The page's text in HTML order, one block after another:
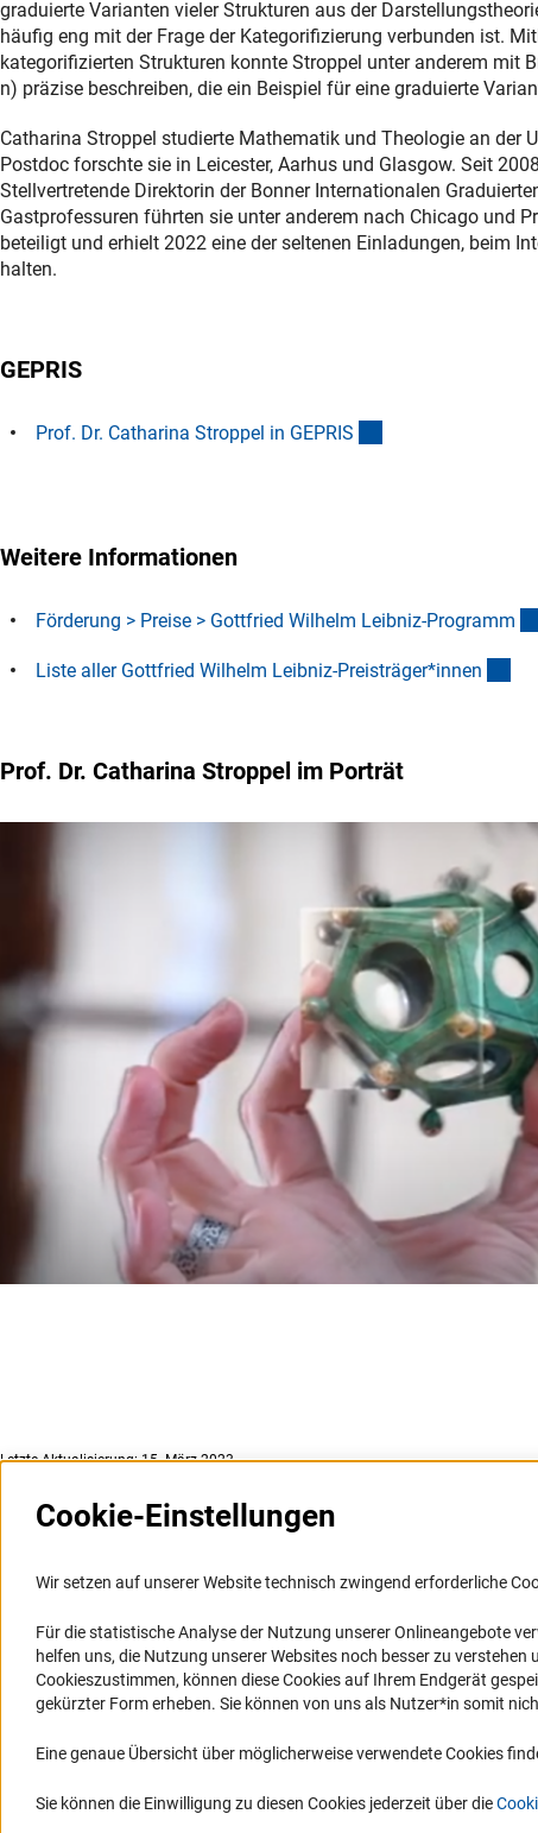
graduierte Varianten vieler Strukturen aus der
häufig eng mit der Frage der Kategorifizierung verbunden ist.
kategorifizierten Strukturen konnte Stroppel unter anderem mit
n) präzise beschreiben, die ein Beispiel für eine graduierte
Catharina Stroppel studierte Mathematik und Theologie an
Postdoc forschte sie in Leicester, Aarhus und Glasgow. Seit
Stellvertretende Direktorin der Bonner Internationalen
Gastprofessuren führten sie unter anderem nach Chicago und
beteiligt und erhielt 2022 eine der seltenen Einladungen, beim
halten.
GEPRIS
Prof. Dr. Catharina Stroppel in GEPRIS
Weitere Informationen
Förderung > Preise > Gottfried Wilhelm Leibniz-Programm
Liste aller Gottfried Wilhelm Leibniz-Preisträger*innen
Prof. Dr. Catharina Stroppel im Porträt
Letzte Aktualisierung: 15. März 2023
Informationssysteme
Portal Wissenschaftliche Integrität
GEPRIS
GEPRIS historisch
RIsources
FAQ
Karriere
Logo und Corporate Design
Vergabeverfahren
Cookie-Einstellungen
Wir setzen auf unserer Website technisch zwingend erforderliche
Für die statistische Analyse der Nutzung unserer Onlineangebote
helfen uns, die Nutzung unserer Websites noch besser zu
Cookieszustimmen, können diese Cookies auf Ihrem Endgerät
gekürzter Form erheben. Sie können von uns als Nutzer*in somit
Eine genaue Übersicht über möglicherweise verwendete Cookies
Sie können die Einwilligung zu diesen Cookies jederzeit über die